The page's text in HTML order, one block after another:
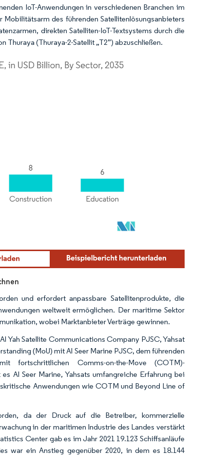
IoT-Anwendungen in verschiedenen Branchen im
des führenden Satellitenlösungsanbieters
direkten Satelliten-IoT-Textsystems durch die
Thuraya (Thuraya-2-Satellit „T2”) abzuschließen.
und erfordert anpassbare Satellitenprodukte, die
weltweit ermöglichen. Der maritime Sektor
wobei Marktanbieter Verträge gewinnen.
Yah Satellite Communications Company PJSC, Yahsat
(MoU) mit Al Seer Marine PJSC, dem führenden
fortschrittlichen Comms-on-the-Move (COTM)-
Al Seer Marine, Yahsats umfangreiche Erfahrung bei
Anwendungen wie COTM und Beyond Line of
da der Druck auf die Betreiber, kommerzielle
in der maritimen Industrie des Landes verstärkt
Center gab es im Jahr 2021 19.123 Schiffsanläufe
war ein Anstieg gegenüber 2020, in dem es 18.144